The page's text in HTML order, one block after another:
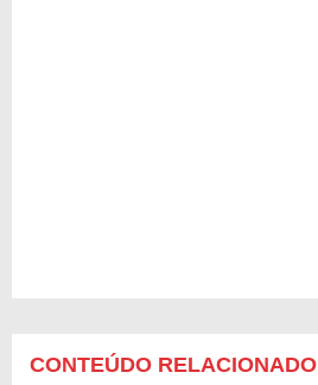
CONTEÚDO RELACIONADO